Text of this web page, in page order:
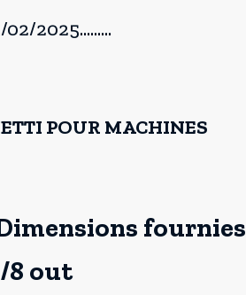
2025.........
POUR MACHINES
8 out